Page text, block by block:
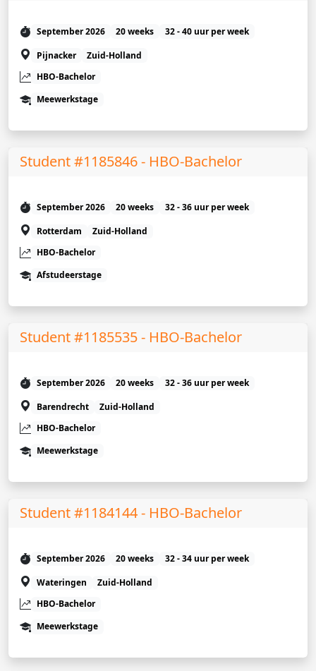
September 2026 20 weeks
32 - 40 uur per week
Pijnacker
Zuid-Holland
HBO-Bachelor
Meewerkstage
Student #1185846 - HBO-Bachelor
September 2026 20 weeks
32 - 36 uur per week
Rotterdam
Zuid-Holland
HBO-Bachelor
Afstudeerstage
Student #1185535 - HBO-Bachelor
September 2026 20 weeks
32 - 36 uur per week
Barendrecht
Zuid-Holland
HBO-Bachelor
Meewerkstage
Student #1184144 - HBO-Bachelor
September 2026 20 weeks
32 - 34 uur per week
Wateringen
Zuid-Holland
HBO-Bachelor
Meewerkstage